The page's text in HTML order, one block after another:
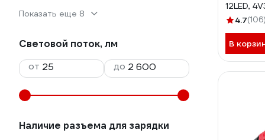
Показать еще 8
Световой поток, лм
от
до
Наличие разъема для зарядки
12LED,
4.7(106)
В